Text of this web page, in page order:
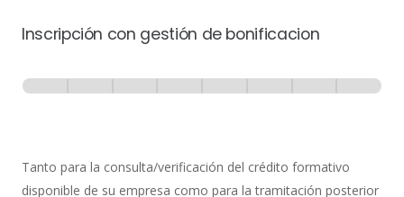
Inscripción con gestión de bonificacion
-
de
Bonificación
Tanto para la consulta/verificación del crédito formativo
disponible de su empresa como para la tramitación posterior